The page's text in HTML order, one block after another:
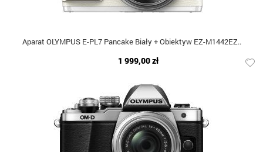
Aparat OLYMPUS E-PL7 Pancake Biały + Obiektyw EZ-M1442EZ..
1 999,00 zł